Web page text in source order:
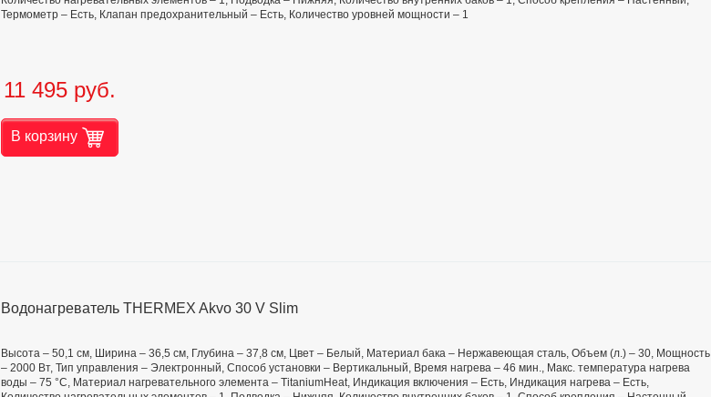
Термометр – Есть, Клапан предохранительный – Есть, Количество уровней мощности – 1
11 495 руб.
В корзину
Водонагреватель THERMEX Akvo 30 V Slim
Высота – 50,1 см, Ширина – 36,5 см, Глубина – 37,8 см, Цвет – Белый, Материал бака – Нержавеющая сталь, Объем (л.) – 30, Мощность
– 2000 Вт, Тип управления – Электронный, Способ установки – Вертикальный, Время нагрева – 46 мин., Макс. температура нагрева
воды – 75 °С, Материал нагревательного элемента – TitaniumHeat, Индикация включения – Есть, Индикация нагрева – Есть,